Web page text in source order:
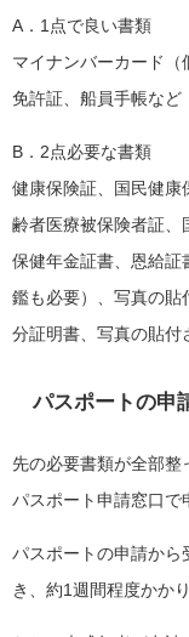
A．1点で良い書類
マイナンバーカード（
免許証、船員手帳など
B．2点必要な書類
健康保険証、国民健康
齢者医療被保険者証、
保健年金証書、恩給証
鑑も必要）、写真の貼
分証明書、写真の貼付
パスポートの申
先の必要書類が全部整
パスポート申請窓口で
パスポートの申請から
き、約1週間程度かかり